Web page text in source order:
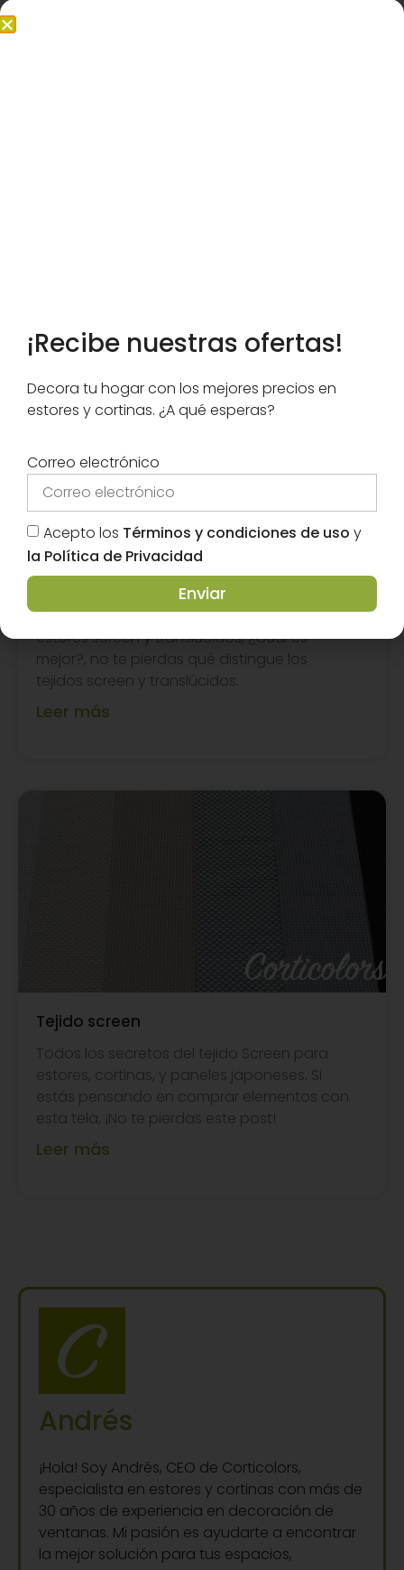
Diferencias entre los Estores Screen y
Te explicamos las diferencias entre los
estores screen y translúcidos, ¿Cuál es
mejor?, no te pierdas qué distingue los
tejidos screen y translúcidos.
Leer más
Tejido screen
Todos los secretos del tejido Screen para
estores, cortinas, y paneles japoneses. Si
estás pensando en comprar elementos con
esta tela, ¡No te pierdas este post!
Leer más
Andrés
¡Hola! Soy Andrés, CEO de Corticolors,
especialista en estores y cortinas con más de
30 años de experiencia en decoración de
ventanas. Mi pasión es ayudarte a encontrar
la mejor solución para tus espacios,
¡Recibe nuestras ofertas!
Decora tu hogar con los mejores precios en
estores y cortinas. ¿A qué esperas?
Correo electrónico
Acepto los Términos y condiciones de uso y
la Política de Privacidad
Enviar